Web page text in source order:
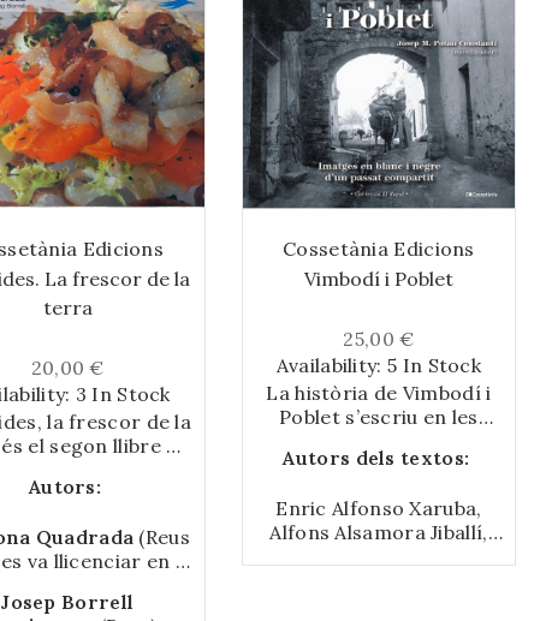
Edicions
La frescor de la
terra
20,00 €
3 In Stock
la frescor de la
el segon llibre de
Tradició i
oferir-vos des
bàsiques
tomaca, ceba i
fi ns a tot tipus de
Autors:
Quadrada (Reus
es va llicenciar en fi
la UB. El 1984 va
Josep Borrell
Cossetània Edicions
Vimbodí i Poblet
25,00 €
Availability: 5 In Stock
La història de Vimbodí i
Poblet s’escriu en les
de la seva gent. Aquest
memòria col·lectiva a
través de fotografies
antigues en blanc i negre
Autors dels textos:
Enric Alfonso Xaruba,
Alfons Alsamora Jiballí,